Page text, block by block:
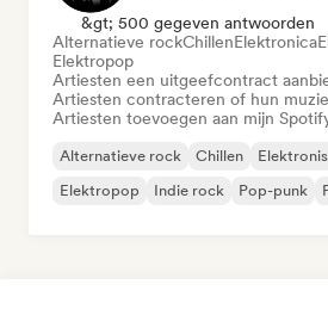
&gt; 500 gegeven antwoorden
Alternatieve rockChillenElektronica
Elektropop
Artiesten een uitgeefcontract
Artiesten contracteren of hun
Artiesten toevoegen aan mijn
Alternatieve rock Chillen
Elektropop
Indie rock Pop-punk